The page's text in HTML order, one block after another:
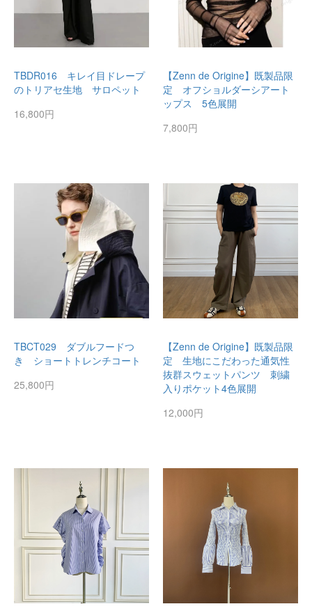
TBDR016 キレイ目ドレープ
のトリアセ生地 サロペット
16,800円
【Zenn de Origine】既製品限
定 オフショルダーシアート
ップス 5色展開
7,800円
TBCT029 ダブルフードつ
き ショートトレンチコート
25,800円
【Zenn de Origine】既製品限
定 生地にこだわった通気性
抜群スウェットパンツ 刺繍
入りポケット4色展開
12,000円